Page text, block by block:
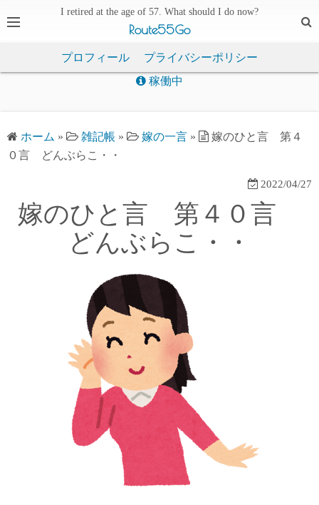
I retired at the age of 57. What should I do now?
Route55Go
プロフィール
プライバシーポリシー
稼働中
ホーム » 雑記帳 » 嫁の一言 »
嫁のひと言 第４
０言 どんぶらこ・・
2022/04/27
嫁のひと言 第４０言
どんぶらこ・・